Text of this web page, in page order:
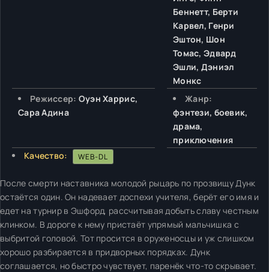
Беннетт, Берти
Карвел, Генри
Эштон, Шон
Томас, Эдвард
Эшли, Дэниэл
Монкс
Режиссер: Оуэн Харрис,
Сара Адина
Жанр:
фэнтези, боевик,
драма,
приключения
Качество:
WEB-DL
После смерти наставника молодой рыцарь по прозвищу Дунк
остаётся один. Он надевает доспехи учителя, берёт его имя и
едет на турнир в Эшфорд, рассчитывая добыть славу честным
клинком. В дороге к нему пристаёт упрямый мальчишка с
выбритой головой. Тот просится в оруженосцы и уж слишком
хорошо разбирается в придворных порядках. Дунк
соглашается, но быстро чувствует, паренёк что-то скрывает.